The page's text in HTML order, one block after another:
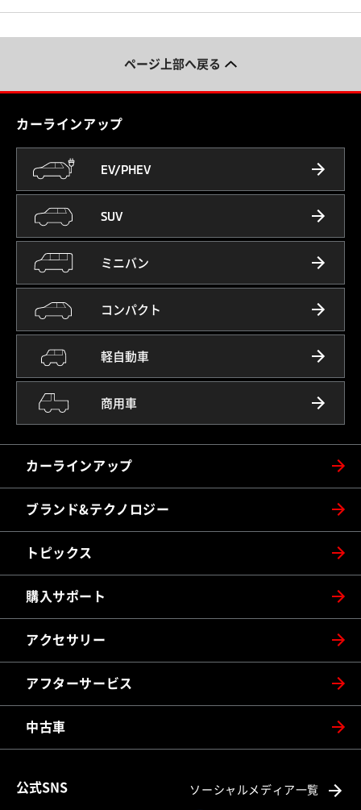
ページ上部へ戻る
カーラインアップ
カーラインアップ
EV/PHEV
SUV
ミニバン
コンパクト
軽自動車
商用車
ブランド&テクノロジー
トピックス
購入サポート
アクセサリー
アフターサービス
中古車
公式SNS ソーシャルメディア一覧